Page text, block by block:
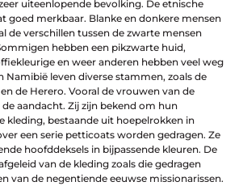
uiteenlopende bevolking. De etnische
goed merkbaar. Blanke en donkere mensen
de verschillen tussen de zwarte mensen
hebben een pikzwarte huid,
en weer anderen hebben veel weg
Namibië leven diverse stammen, zoals de
de Herero. Vooral de vrouwen van de
aandacht. Zij zijn bekend om hun
kleding, bestaande uit hoepelrokken in
een serie petticoats worden gedragen. Ze
hoofddeksels in bijpassende kleuren. De
van de kleding zoals die gedragen
van de negentiende eeuwse missionarissen.